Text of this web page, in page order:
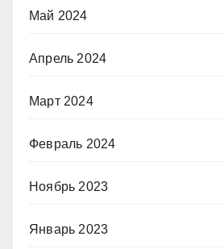
Май 2024
Апрель 2024
Март 2024
Февраль 2024
Ноябрь 2023
Январь 2023